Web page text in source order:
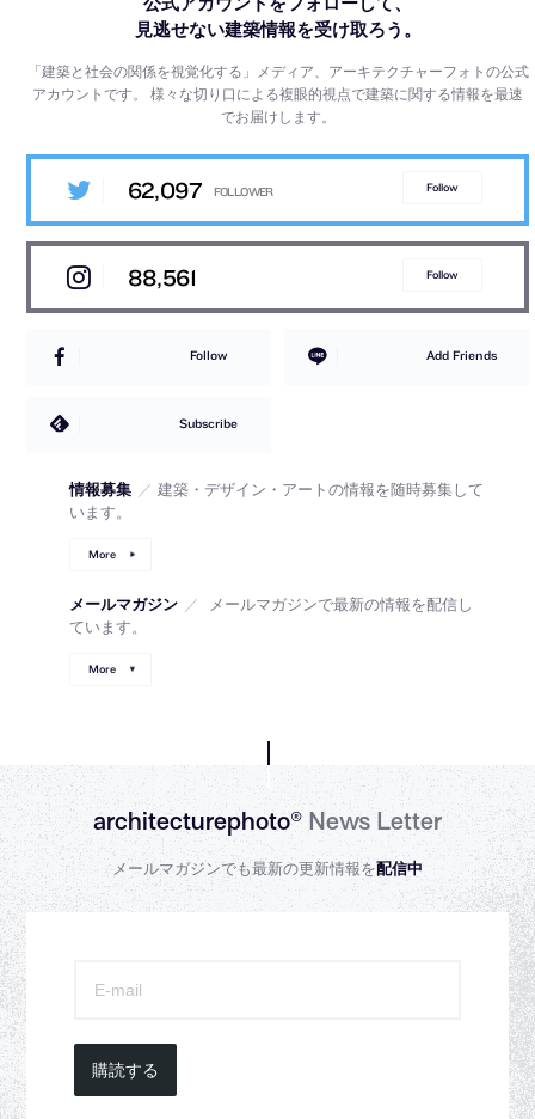
見逃せない建築情報を受け取ろう。
「建築と社会の関係を視覚化する」メディア、アーキテクチャーフォトの公式
アカウントです。様々な切り口による複眼的視点で建築に関する情報を最速
でお届けします。
62,097 Follow
88,561 Follow
Follow Add Friends
Subscribe
情報募集 ／ 建築・デザイン・アートの情報を随時募集して
います。
More
メールマガジン ／
メールマガジンで最新の情報を配信し
ています。
More
architecturephoto®News Letter
メールマガジンでも最新の更新情報を配信中
購読する